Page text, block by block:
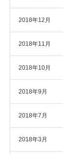
2018年12月
2018年11月
2018年10月
2018年9月
2018年7月
2018年3月